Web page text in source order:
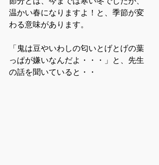
温かい春になりますよ！と、季節が変
わる意味があります。
「鬼は豆やいわしの匂いとげとげの葉
っぱが嫌いなんだよ・・・」と、先生
の話を聞いていると・・